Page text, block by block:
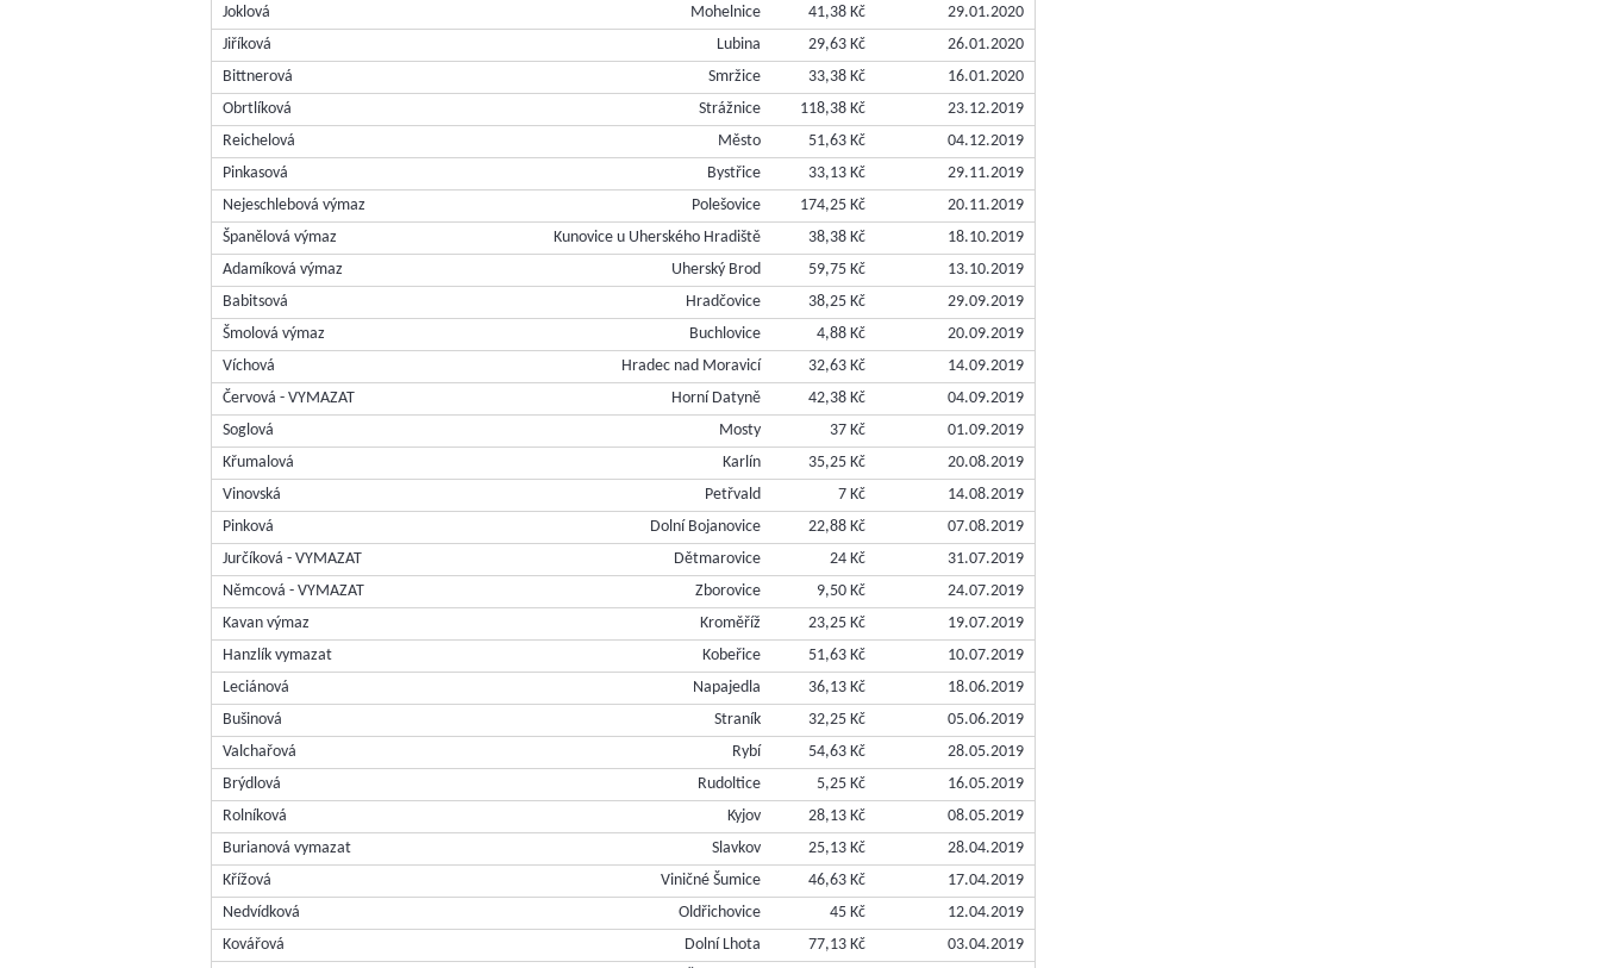
Joklová
Mohelnice 41,38 Kč
29.01.2020
Jiříková
Lubina 29,63 Kč
26.01.2020
Bittnerová
Smržice 33,38 Kč
16.01.2020
Obrtlíková
Strážnice 118,38 Kč
23.12.2019
Reichelová
Město 51,63 Kč
04.12.2019
Pinkasová
Bystřice 33,13 Kč
29.11.2019
Nejeschlebová výmaz
Polešovice 174,25 Kč
20.11.2019
Španělová výmaz
Kunovice u Uherského Hradiště 38,38 Kč
18.10.2019
Adamíková výmaz
Uherský Brod 59,75 Kč
13.10.2019
Babitsová
Hradčovice 38,25 Kč
29.09.2019
Šmolová výmaz
Buchlovice 4,88 Kč
20.09.2019
Víchová
Hradec nad Moravicí 32,63 Kč
14.09.2019
Červová - VYMAZAT
Horní Datyně 42,38 Kč
04.09.2019
Soglová
Mosty 37 Kč
01.09.2019
Křumalová
Karlín 35,25 Kč
20.08.2019
Vinovská
Petřvald 7 Kč
14.08.2019
Pinková
Dolní Bojanovice 22,88 Kč
07.08.2019
Jurčíková - VYMAZAT
Dětmarovice 24 Kč
31.07.2019
Němcová - VYMAZAT
Zborovice 9,50 Kč
24.07.2019
Kavan výmaz
Kroměříž 23,25 Kč
19.07.2019
Hanzlík vymazat
Kobeřice 51,63 Kč
10.07.2019
Leciánová
Napajedla 36,13 Kč
18.06.2019
Bušinová
Straník 32,25 Kč
05.06.2019
Valchařová
Rybí 54,63 Kč
28.05.2019
Brýdlová
Rudoltice 5,25 Kč
16.05.2019
Rolníková
Kyjov 28,13 Kč
08.05.2019
Burianová vymazat
Slavkov 25,13 Kč
28.04.2019
Křížová
Viničné Šumice 46,63 Kč
17.04.2019
Nedvídková
Oldřichovice 45 Kč
12.04.2019
Kovářová
Dolní Lhota 77,13 Kč 03.04.2019